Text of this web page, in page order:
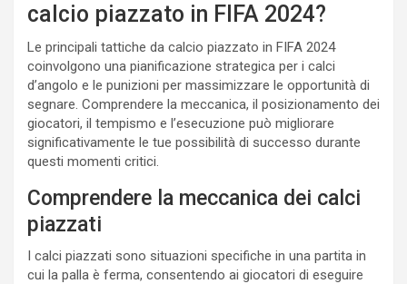
calcio piazzato in FIFA 2024?
Le principali tattiche da calcio piazzato in FIFA 2024
coinvolgono una pianificazione strategica per i calci
d’angolo e le punizioni per massimizzare le opportunità di
segnare. Comprendere la meccanica, il posizionamento dei
giocatori, il tempismo e l’esecuzione può migliorare
significativamente le tue possibilità di successo durante
questi momenti critici.
Comprendere la meccanica dei calci
piazzati
I calci piazzati sono situazioni specifiche in una partita in
cui la palla è ferma, consentendo ai giocatori di eseguire